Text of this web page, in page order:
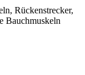
Rückenstrecker,
Bauchmuskeln